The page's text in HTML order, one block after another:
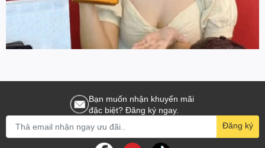
Bạn muốn nhận khuyến mãi
đặc biệt? Đăng ký ngay.
Đăng ký